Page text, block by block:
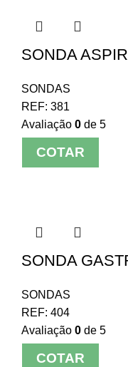
SONDA
SONDAS
REF: 381
Avaliação 0 de 5
COTAR
SONDA
SONDAS
REF: 404
Avaliação 0 de 5
COTAR